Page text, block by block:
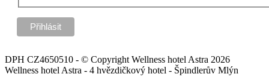
DPH CZ4650510 - © Copyright Wellness hotel Astra 2026
Wellness hotel Astra - 4 hvězdičkový hotel - Špindlerův Mlýn